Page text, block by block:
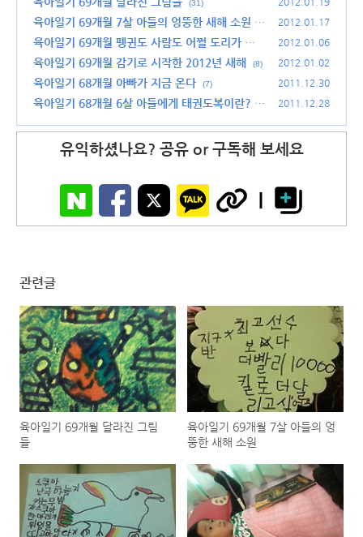
(31)
육아일기 69개월 7살 아들의 엉뚱한 새해 소원
(1
6)
2012.01.17
육아일기 69개월 펭귄도 사람도 어쩔 도리가 없
다.
(18)
2012.01.06
육아일기 69개월 감기로 시작한 2012년 새해 (8) 2012.01.02
육아일기 68개월 아빠가 지금 온다 (7) 2011.12.30
육아일기 68개월 6살 아들에게 태권도복이란?
(1
2011.12.28
유익하셨나요? 공유 or 구독해 보세요
관련글
육아일기 69개월 달라진 그림
들
육아일기 69개월 7살 아들의 엉
뚱한 새해 소원